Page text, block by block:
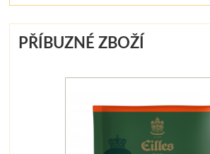
PŘÍBUZNÉ ZBOŽÍ